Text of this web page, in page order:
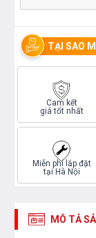
TẠI SAO
Cam kết
giá tốt nhất
Miễn phí lắp đặt
tại Hà Nội
MÔ TẢ